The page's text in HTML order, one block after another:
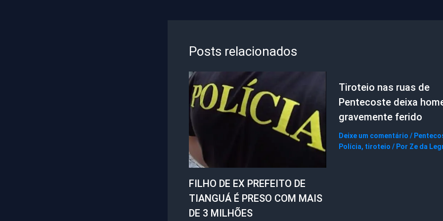
Posts relacionados
FILHO DE EX PREFEITO DE
TIANGUÁ É PRESO COM MAIS
DE 3 MILHÕES
Tiroteio nas ruas de
Pentecoste deixa
gravemente ferido
Deixe um comentário /
Polícia, tiroteio / Por Ze da